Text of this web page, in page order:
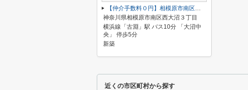
【仲介手数料０円】相模原市南区西大沼3丁目 新築一戸建て 全14棟
神奈川県相模原市南区西大沼３丁目
横浜線「古淵」駅 バス10分 「大沼中
央」 停歩5分
新築
近くの市区町村から探す